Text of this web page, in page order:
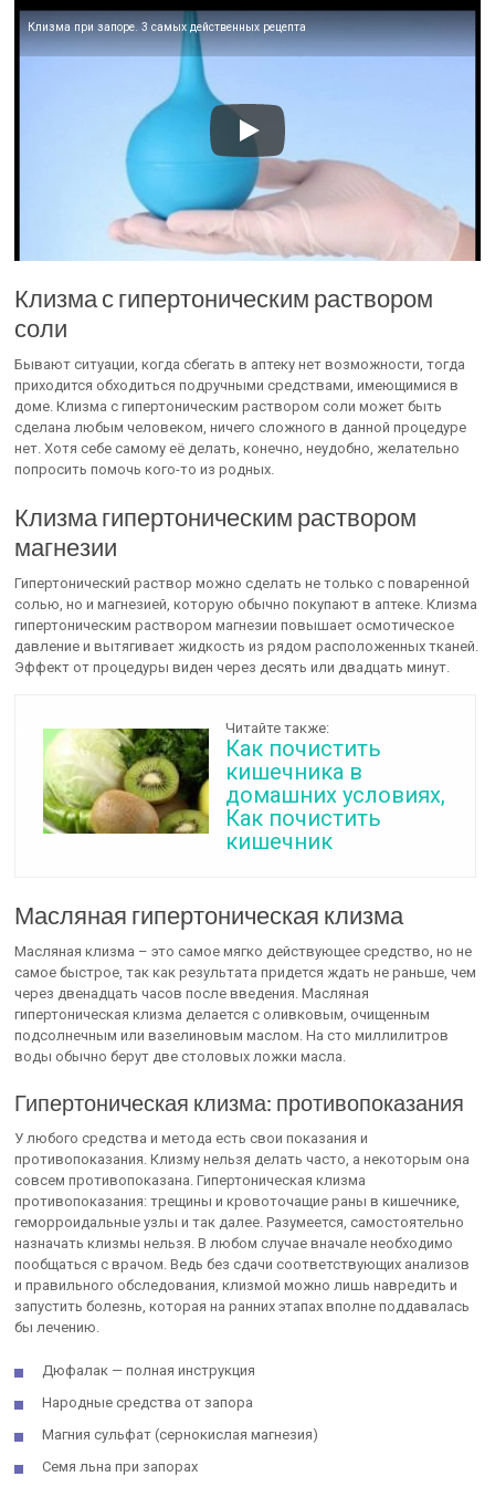
Клизма при запоре. 3 самых действенных рецепта
Клизма с гипертоническим раствором
соли
Бывают ситуации, когда сбегать в аптеку нет возможности, тогда
приходится обходиться подручными средствами, имеющимися в
доме. Клизма с гипертоническим раствором соли может быть
сделана любым человеком, ничего сложного в данной процедуре
нет. Хотя себе самому её делать, конечно, неудобно, желательно
попросить помочь кого-то из родных.
Клизма гипертоническим раствором
магнезии
Гипертонический раствор можно сделать не только с поваренной
солью, но и магнезией, которую обычно покупают в аптеке. Клизма
гипертоническим раствором магнезии повышает осмотическое
давление и вытягивает жидкость из рядом расположенных тканей.
Эффект от процедуры виден через десять или двадцать минут.
Читайте также:
Как почистить
кишечника в
домашних условиях,
Как почистить
кишечник
Масляная гипертоническая клизма
Масляная клизма – это самое мягко действующее средство, но не
самое быстрое, так как результата придется ждать не раньше, чем
через двенадцать часов после введения. Масляная
гипертоническая клизма делается с оливковым, очищенным
подсолнечным или вазелиновым маслом. На сто миллилитров
воды обычно берут две столовых ложки масла.
Гипертоническая клизма: противопоказания
У любого средства и метода есть свои показания и
противопоказания. Клизму нельзя делать часто, а некоторым она
совсем противопоказана. Гипертоническая клизма
противопоказания: трещины и кровоточащие раны в кишечнике,
геморроидальные узлы и так далее. Разумеется, самостоятельно
назначать клизмы нельзя. В любом случае вначале необходимо
пообщаться с врачом. Ведь без сдачи соответствующих анализов
и правильного обследования, клизмой можно лишь навредить и
запустить болезнь, которая на ранних этапах вполне поддавалась
бы лечению.
Дюфалак — полная инструкция
Народные средства от запора
Магния сульфат (сернокислая магнезия)
Семя льна при запорах